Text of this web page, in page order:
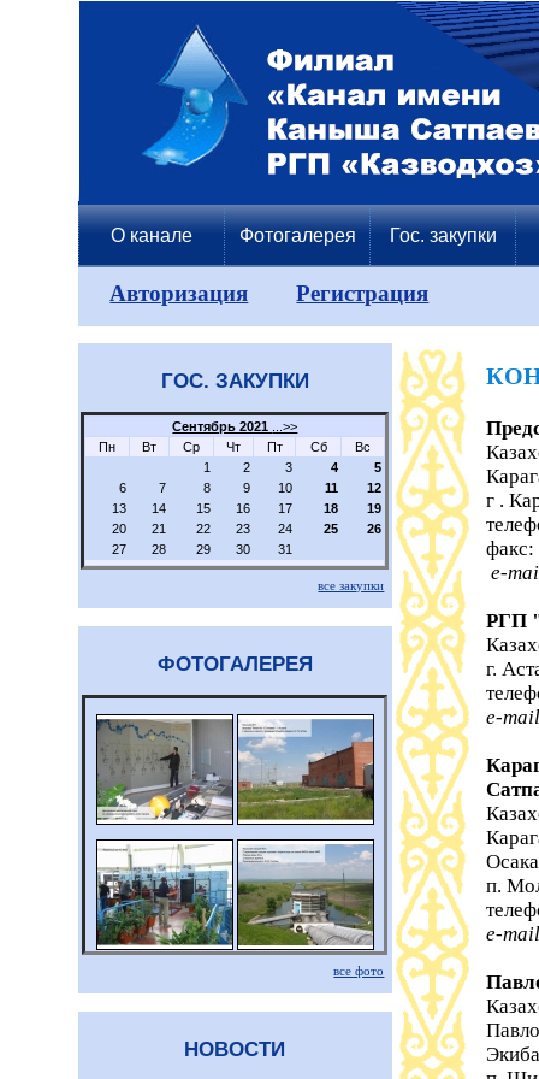
О канале Фотогалерея Гос. закупки
Авторизация Регистрация
ГОС. ЗАКУПКИ
Сентябрь 2021
...>>
Пн
Вт Ср Чт Пт Сб
Вс
1
2 3 4
5
6
7 8 9 10 11
12
13
14 15 16 17 18
19
20
21 22 23 24 25
26
27
28 29 30 31
все закупки
ФОТОГАЛЕРЕЯ
все фото
НОВОСТИ
г .
факс:
e-
РГП
г.
e-
п.
e-